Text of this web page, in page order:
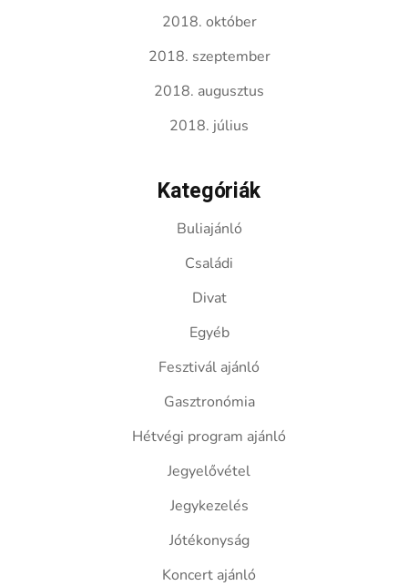
2018. október
2018. szeptember
2018. augusztus
2018. július
Kategóriák
Buliajánló
Családi
Divat
Egyéb
Fesztivál ajánló
Gasztronómia
Hétvégi program ajánló
Jegyelővétel
Jegykezelés
Jótékonyság
Koncert ajánló